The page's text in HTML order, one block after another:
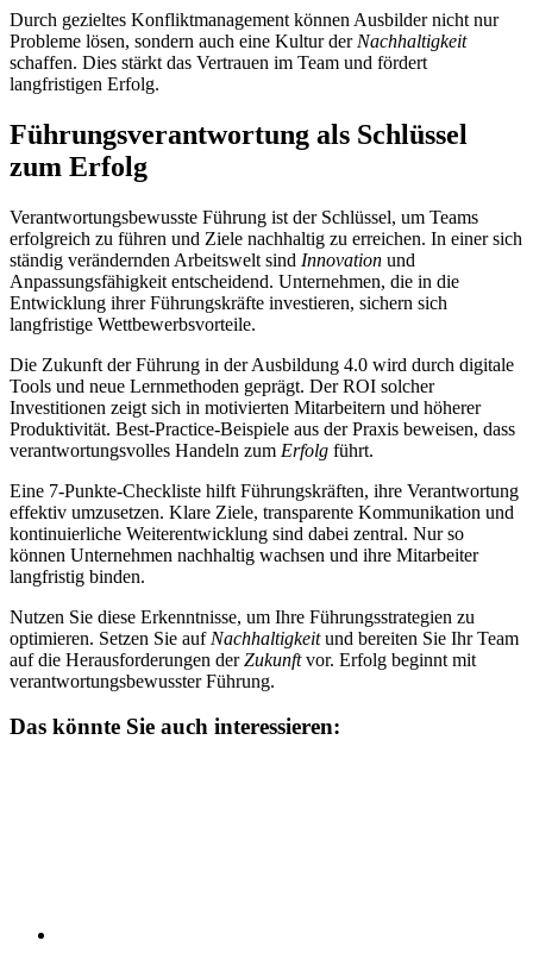
Durch gezieltes Konfliktmanagement können Ausbilder nicht nur
Probleme lösen, sondern auch eine Kultur der Nachhaltigkeit
schaffen. Dies stärkt das Vertrauen im Team und fördert
langfristigen Erfolg.
Führungsverantwortung als Schlüssel
zum Erfolg
Verantwortungsbewusste Führung ist der Schlüssel, um Teams
erfolgreich zu führen und Ziele nachhaltig zu erreichen. In einer sich
ständig verändernden Arbeitswelt sind Innovation und
Anpassungsfähigkeit entscheidend. Unternehmen, die in die
Entwicklung ihrer Führungskräfte investieren, sichern sich
langfristige Wettbewerbsvorteile.
Die Zukunft der Führung in der Ausbildung 4.0 wird durch digitale
Tools und neue Lernmethoden geprägt. Der ROI solcher
Investitionen zeigt sich in motivierten Mitarbeitern und höherer
Produktivität. Best-Practice-Beispiele aus der Praxis beweisen, dass
verantwortungsvolles Handeln zum Erfolg führt.
Eine 7-Punkte-Checkliste hilft Führungskräften, ihre Verantwortung
effektiv umzusetzen. Klare Ziele, transparente Kommunikation und
kontinuierliche Weiterentwicklung sind dabei zentral. Nur so
können Unternehmen nachhaltig wachsen und ihre Mitarbeiter
langfristig binden.
Nutzen Sie diese Erkenntnisse, um Ihre Führungsstrategien zu
optimieren. Setzen Sie auf Nachhaltigkeitund bereiten Sie Ihr Team
auf die Herausforderungen derZukunftvor. Erfolg beginnt mit
verantwortungsbewusster Führung.
Das könnte Sie auch interessieren: